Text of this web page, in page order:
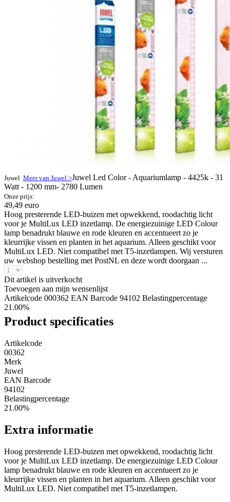
Juwel Meer van Juwel >Juwel Led Color - Aquariumlamp - 4425k - 31
Watt - 1200 mm- 2780 Lumen
Onze prijs:
49,49 euro
Hoog presterende LED-buizen met opwekkend, roodachtig licht
voor je MultiLux LED inzetlamp. De energiezuinige LED Colour
lamp benadrukt blauwe en rode kleuren en accentueert zo je
kleurrijke vissen en planten in het aquarium. Alleen geschikt voor
MultiLux LED. Niet compatibel met T5-inzetlampen. Wij versturen
uw webshop bestelling met PostNL en deze wordt doorgaan ...
Dit artikel is uitverkocht
Toevoegen aan mijn wensenlijst
Artikelcode 000362 EAN Barcode 94102 Belastingpercentage
21.00%
Product specificaties
Artikelcode
00362
Merk
Juwel
EAN Barcode
94102
Belastingpercentage
21.00%
Extra informatie
Hoog presterende LED-buizen met opwekkend, roodachtig licht
voor je MultiLux LED inzetlamp. De energiezuinige LED Colour
lamp benadrukt blauwe en rode kleuren en accentueert zo je
kleurrijke vissen en planten in het aquarium. Alleen geschikt voor
MultiLux LED. Niet compatibel met T5-inzetlampen.